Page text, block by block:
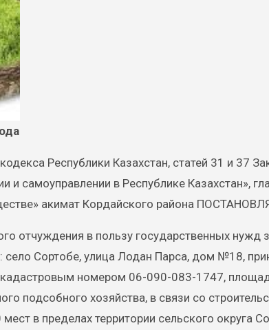
Республики Казахстан, статей 31 и 37
и самоуправлении в Республике Казахстан»,
акимат Кордайского района
отчуждения в пользу государственных нужд
село Сортобе, улица Лодан Парса, дом №18,
номером 06-090-083-1747,
подсобного хозяйства, в связи со
в пределах территории сельского округа